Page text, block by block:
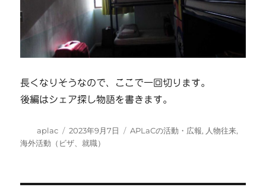
長くなりそうなので、ここで一回切ります。
後編はシェア探し物語を書きます。
投
稿
aplac
投
稿
2023年9月7日
カ
APLaCの活動・広報, 人物往来,
海外活動（ビザ、就職）